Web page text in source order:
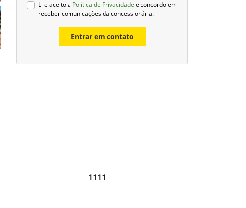
Li e aceito a Política de Privacidade e concordo em
receber comunicações da concessionária.
Entrar em contato
1111